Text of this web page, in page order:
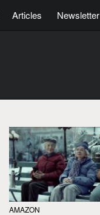
Articles Newsletter
AMAZON